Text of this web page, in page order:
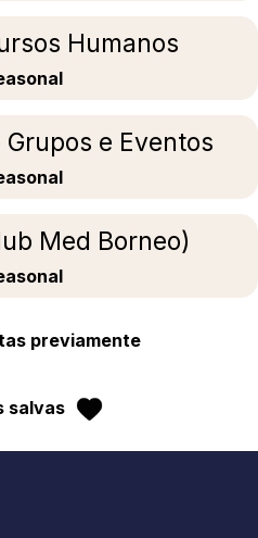
Humanos
e Eventos
Med Borneo)
previamente
salvas